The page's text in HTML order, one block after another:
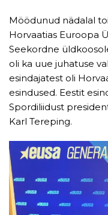
Möödunud nädalal
Horvaatias Euroopa
Seekordne
oli ka uue juhatuse
esindajatest oli
esindused. Eestit
Spordiliidust
Karl Tereping.